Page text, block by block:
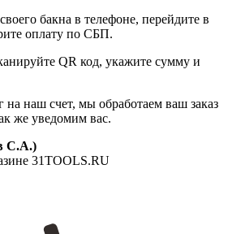
бакна в телефоне, перейдите в
оплату по СБП.
QR код, укажите сумму и
на наш счет, мы обработаем ваш заказ
же уведомим вас.
С.А.)